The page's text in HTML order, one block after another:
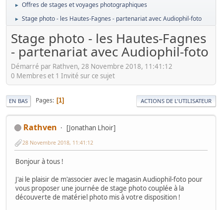
► Offres de stages et voyages photographiques
► Stage photo - les Hautes-Fagnes - partenariat avec Audiophil-foto
Stage photo - les Hautes-Fagnes
- partenariat avec Audiophil-foto
Démarré par Rathven, 28 Novembre 2018, 11:41:12
0 Membres et 1 Invité sur ce sujet
EN BAS Pages 1 ACTIONS DE L'UTILISATEUR
Rathven [Jonathan Lhoir]
28 Novembre 2018, 11:41:12
Bonjour à tous !
J'ai le plaisir de m'associer avec le magasin Audiophil-foto pour
vous proposer une journée de stage photo couplée à la
découverte de matériel photo mis à votre disposition !